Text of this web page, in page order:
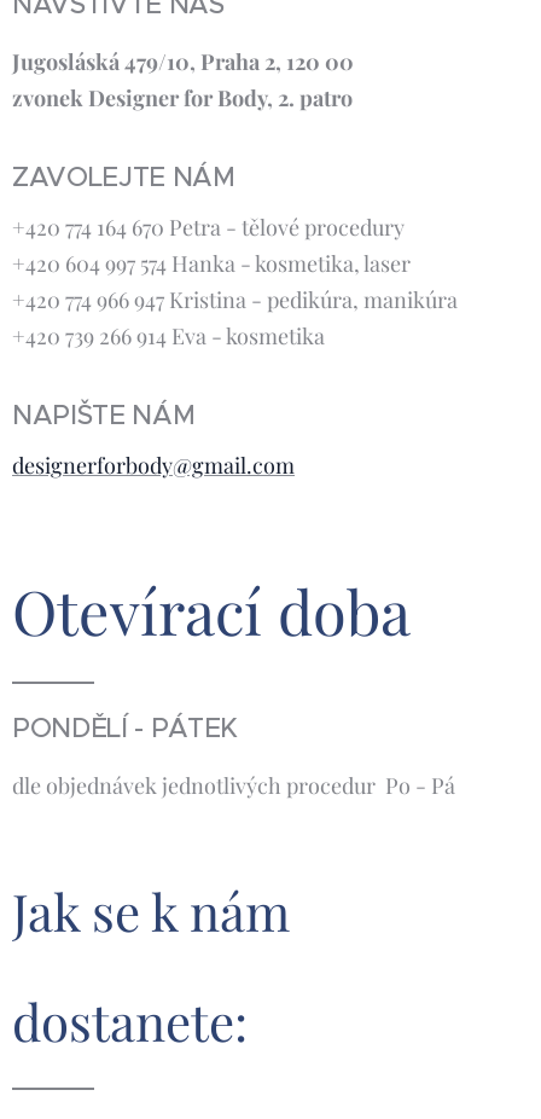
Jugosláská 479/10, Praha 2, 120 00
zvonek Designer for Body, 2. patro
ZAVOLEJTE NÁM
+420 774 164 670 Petra - tělové procedury
+420 604 997 574 Hanka - kosmetika, laser
+420 774 966 947 Kristina - pedikúra, manikúra
+420 739 266 914 Eva - kosmetika
NAPIŠTE NÁM
designerforbody@gmail.com
Otevírací doba
PONDĚLÍ - PÁTEK
dle objednávek jednotlivých procedur Po - Pá
Jak se k nám
dostanete: